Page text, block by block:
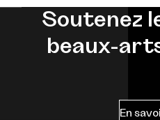
Soutenez
beaux-
En